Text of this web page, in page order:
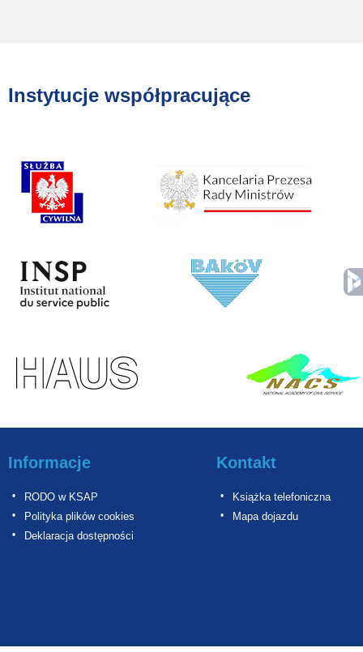
Instytucje współpracujące
Informacje
RODO w KSAP
Polityka plików cookies
Deklaracja dostępności
Kontakt
Książka telefoniczna
Mapa dojazdu